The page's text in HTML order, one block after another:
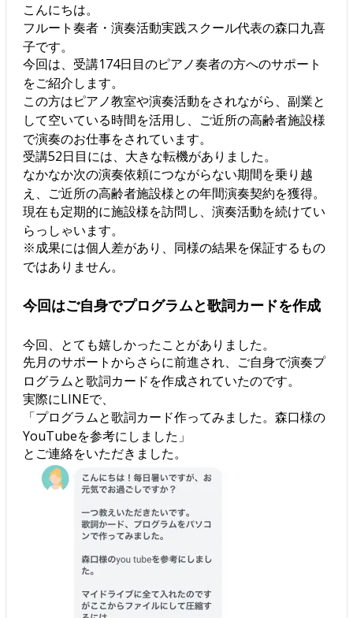
こんにちは。
フルート奏者・演奏活動実践スクール代表の森口九喜
子です。
今回は、受講174日目のピアノ奏者の方へのサポート
をご紹介します。
この方はピアノ教室や演奏活動をされながら、副業と
して空いている時間を活用し、ご近所の高齢者施設様
で演奏のお仕事をされています。
受講52日目には、大きな転機がありました。
なかなか次の演奏依頼につながらない期間を乗り越
え、ご近所の高齢者施設様との年間演奏契約を獲得。
現在も定期的に施設様を訪問し、演奏活動を続けてい
らっしゃいます。
※成果には個人差があり、同様の結果を保証するもの
ではありません。
今回はご自身でプログラムと歌詞カードを作成
今回、とても嬉しかったことがありました。
先月のサポートからさらに前進され、ご自身で演奏プ
ログラムと歌詞カードを作成されていたのです。
実際にLINEで、
「プログラムと歌詞カード作ってみました。森口様の
YouTubeを参考にしました」
とご連絡をいただきました。